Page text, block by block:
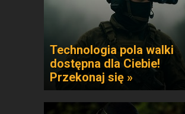
Technologia pola walki
dostępna dla Ciebie!
Przekonaj się »